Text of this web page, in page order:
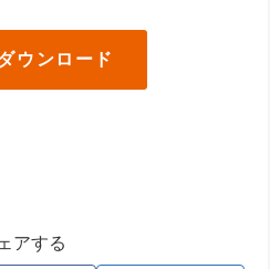
ウンロード
アする